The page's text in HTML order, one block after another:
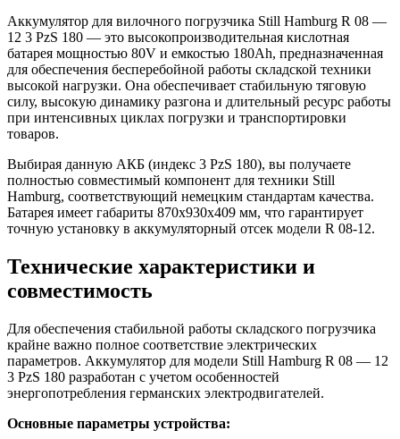
Аккумулятор для вилочного погрузчика Still Hamburg R 08 —
12 3 PzS 180 — это высокопроизводительная кислотная
батарея мощностью 80V и емкостью 180Ah, предназначенная
для обеспечения бесперебойной работы складской техники
высокой нагрузки. Она обеспечивает стабильную тяговую
силу, высокую динамику разгона и длительный ресурс работы
при интенсивных циклах погрузки и транспортировки
товаров.
Выбирая данную АКБ (индекс 3 PzS 180), вы получаете
полностью совместимый компонент для техники Still
Hamburg, соответствующий немецким стандартам качества.
Батарея имеет габариты 870x930x409 мм, что гарантирует
точную установку в аккумуляторный отсек модели R 08-12.
Технические характеристики и
совместимость
Для обеспечения стабильной работы складского погрузчика
крайне важно полное соответствие электрических
параметров. Аккумулятор для модели Still Hamburg R 08 — 12
3 PzS 180 разработан с учетом особенностей
энергопотребления германских электродвигателей.
Основные параметры устройства: